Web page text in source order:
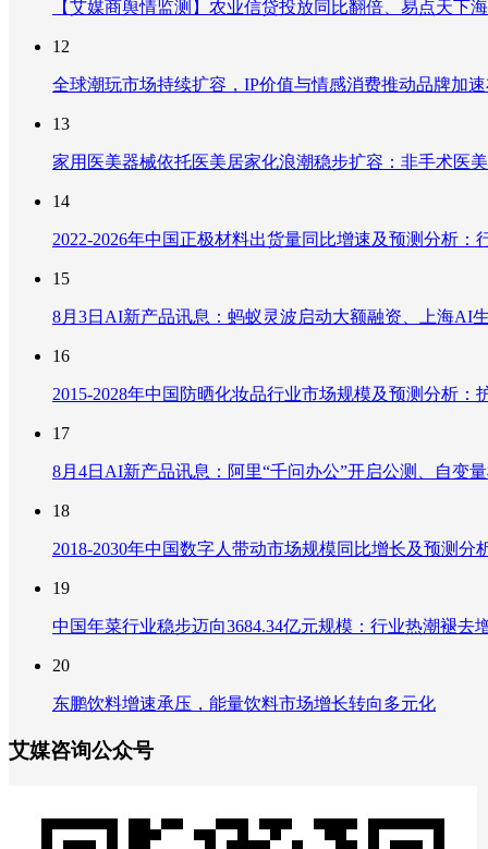
【艾媒商舆情监测】农业信贷投放同比翻倍、易点天下
12
全球潮玩市场持续扩容，IP价值与情感消费推动品牌加
13
家用医美器械依托医美居家化浪潮稳步扩容：非手术医
14
2022-2026年中国正极材料出货量同比增速及预测分析
15
8月3日AI新产品讯息：蚂蚁灵波启动大额融资、上海AI
16
2015-2028年中国防晒化妆品行业市场规模及预测分析
17
8月4日AI新产品讯息：阿里“千问办公”开启公测、自变
18
2018-2030年中国数字人带动市场规模同比增长及预测
19
中国年菜行业稳步迈向3684.34亿元规模：行业热潮褪
20
东鹏饮料增速承压，能量饮料市场增长转向多元化
艾媒咨询公众号